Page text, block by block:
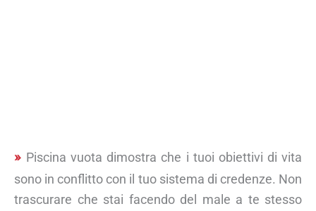
Piscina vuota dimostra che i tuoi obiettivi di vita
sono in conflitto con il tuo sistema di credenze. Non
trascurare che stai facendo del male a te stesso